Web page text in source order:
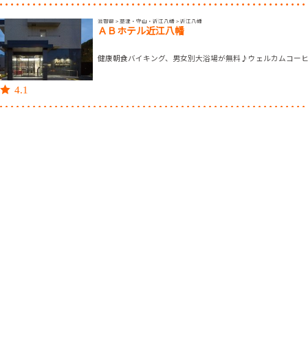
4.1
滋賀県 > 草津・守山・近江八幡 > 近江八幡
ＡＢホテル近江八幡
健康朝食バイキング、男女別大浴場が無料♪ウェルカムコー